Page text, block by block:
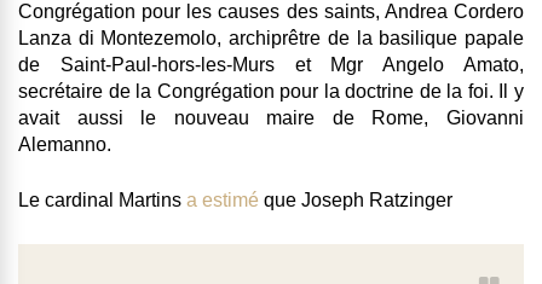
Congrégation pour les causes des saints, Andrea Cordero
Lanza di Montezemolo, archiprêtre de la basilique papale
de Saint-Paul-hors-les-Murs et Mgr Angelo Amato,
secrétaire de la Congrégation pour la doctrine de la foi. Il y
avait aussi le nouveau maire de Rome, Giovanni
Alemanno.
Le cardinal Martins a estimé que Joseph Ratzinger